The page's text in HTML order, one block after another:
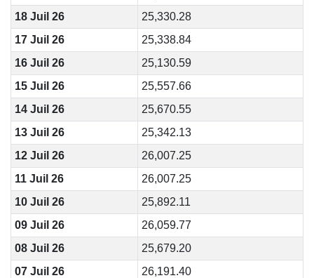
18 Juil 26
25,330.28
17 Juil 26
25,338.84
16 Juil 26
25,130.59
15 Juil 26
25,557.66
14 Juil 26
25,670.55
13 Juil 26
25,342.13
12 Juil 26
26,007.25
11 Juil 26
26,007.25
10 Juil 26
25,892.11
09 Juil 26
26,059.77
08 Juil 26
25,679.20
07 Juil 26
26,191.40